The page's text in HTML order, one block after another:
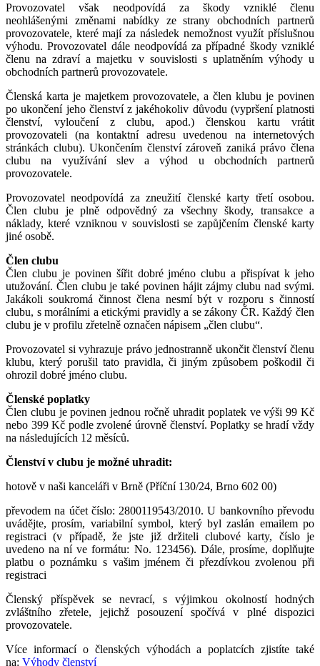
Provozovatel však neodpovídá za škody vzniklé členu
neohlášenými změnami nabídky ze strany obchodních partnerů
provozovatele, které mají za následek nemožnost využít příslušnou
výhodu. Provozovatel dále neodpovídá za případné škody vzniklé
členu na zdraví a majetku v souvislosti s uplatněním výhody u
obchodních partnerů provozovatele.
Členská karta je majetkem provozovatele, a člen klubu je povinen
po ukončení jeho členství z jakéhokoliv důvodu (vypršení platnosti
členství, vyloučení z clubu, apod.) členskou kartu vrátit
provozovateli (na kontaktní adresu uvedenou na internetových
stránkách clubu). Ukončením členství zároveň zaniká právo člena
clubu na využívání slev a výhod u obchodních partnerů
provozovatele.
Provozovatel neodpovídá za zneužití členské karty třetí osobou.
Člen clubu je plně odpovědný za všechny škody, transakce a
náklady, které vzniknou v souvislosti se zapůjčením členské karty
jiné osobě.
Člen clubu
Člen clubu je povinen šířit dobré jméno clubu a přispívat k jeho
utužování. Člen clubu je také povinen hájit zájmy clubu nad svými.
Jakákoli soukromá činnost člena nesmí být v rozporu s činností
clubu, s morálními a etickými pravidly a se zákony ČR. Každý člen
clubu je v profilu zřetelně označen nápisem „člen clubu“.
Provozovatel si vyhrazuje právo jednostranně ukončit členství členu
klubu, který porušil tato pravidla, či jiným způsobem poškodil či
ohrozil dobré jméno clubu.
Členské poplatky
Člen clubu je povinen jednou ročně uhradit poplatek ve výši 99 Kč
nebo 399 Kč podle zvolené úrovně členství. Poplatky se hradí vždy
na následujících 12 měsíců.
Členství v clubu je možné uhradit:
hotově v naši kanceláři v Brně (Příční 130/24, Brno 602 00)
převodem na účet číslo: 2800119543/2010. U bankovního převodu
uvádějte, prosím, variabilní symbol, který byl zaslán emailem po
registraci (v případě, že jste již držiteli clubové karty, číslo je
uvedeno na ní ve formátu: No. 123456). Dále, prosíme, doplňujte
platbu o poznámku s vašim jménem či přezdívkou zvolenou při
registraci
Členský příspěvek se nevrací, s výjimkou okolností hodných
zvláštního zřetele, jejichž posouzení spočívá v plné dispozici
provozovatele.
Více informací o členských výhodách a poplatcích zjistíte také
na: Výhody členství